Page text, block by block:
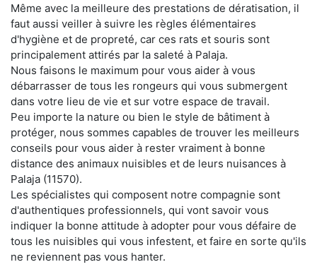
Même avec la meilleure des prestations de dératisation, il
faut aussi veiller à suivre les règles élémentaires
d'hygiène et de propreté, car ces rats et souris sont
principalement attirés par la saleté à Palaja.
Nous faisons le maximum pour vous aider à vous
débarrasser de tous les rongeurs qui vous submergent
dans votre lieu de vie et sur votre espace de travail.
Peu importe la nature ou bien le style de bâtiment à
protéger, nous sommes capables de trouver les meilleurs
conseils pour vous aider à rester vraiment à bonne
distance des animaux nuisibles et de leurs nuisances à
Palaja (11570).
Les spécialistes qui composent notre compagnie sont
d'authentiques professionnels, qui vont savoir vous
indiquer la bonne attitude à adopter pour vous défaire de
tous les nuisibles qui vous infestent, et faire en sorte qu'ils
ne reviennent pas vous hanter.